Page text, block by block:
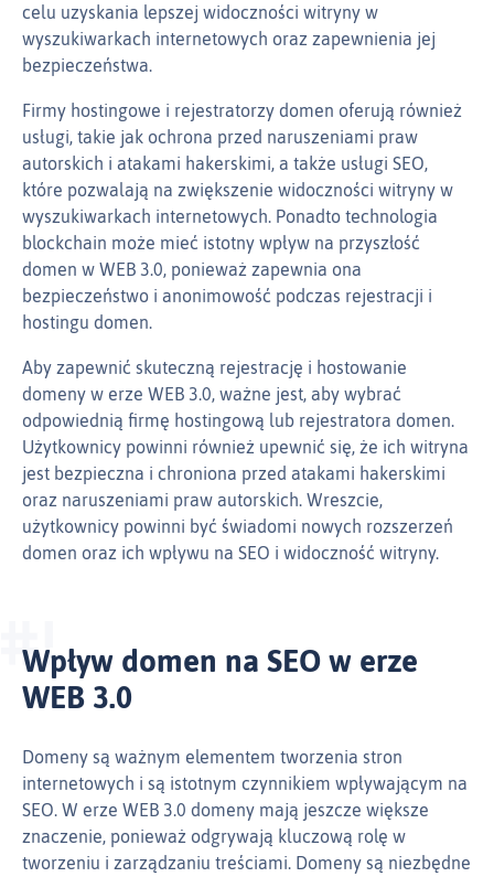
celu uzyskania lepszej widoczności witryny w
wyszukiwarkach internetowych oraz zapewnienia jej
bezpieczeństwa.
Firmy hostingowe i rejestratorzy domen oferują również
usługi, takie jak ochrona przed naruszeniami praw
autorskich i atakami hakerskimi, a także usługi SEO,
które pozwalają na zwiększenie widoczności witryny w
wyszukiwarkach internetowych. Ponadto technologia
blockchain może mieć istotny wpływ na przyszłość
domen w WEB 3.0, ponieważ zapewnia ona
bezpieczeństwo i anonimowość podczas rejestracji i
hostingu domen.
Aby zapewnić skuteczną rejestrację i hostowanie
domeny w erze WEB 3.0, ważne jest, aby wybrać
odpowiednią firmę hostingową lub rejestratora domen.
Użytkownicy powinni również upewnić się, że ich witryna
jest bezpieczna i chroniona przed atakami hakerskimi
oraz naruszeniami praw autorskich. Wreszcie,
użytkownicy powinni być świadomi nowych rozszerzeń
domen oraz ich wpływu na SEO i widoczność witryny.
Wpływ domen na SEO w erze
WEB 3.0
Domeny są ważnym elementem tworzenia stron
internetowych i są istotnym czynnikiem wpływającym na
SEO. W erze WEB 3.0 domeny mają jeszcze większe
znaczenie, ponieważ odgrywają kluczową rolę w
tworzeniu i zarządzaniu treściami. Domeny są niezbędne